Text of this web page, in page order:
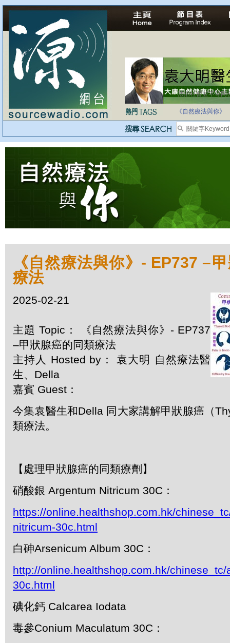
法治社會並不等同
自家教育合法化-
《自然療法與你》
《自然療法與你》- EP737 –
療法
2025-02-21
主題 Topic： 《自然療法與你》- EP737
–甲狀腺癌的同類療法
主持人 Hosted by： 袁大明 自然療法醫
生、Della
嘉賓 Guest：
今集袁醫生和Della 同大家講解甲狀腺癌（
類療法。
【處理甲狀腺癌的同類療劑】
硝酸銀 Argentum Nitricum 30C：
https://online.healthshop.com.hk/
nitricum-30c.html
白砷Arsenicum Album 30C：
http://online.healthshop.com.hk/
30c.html
碘化鈣 Calcarea Iodata
毒參Conium Maculatum 30C：